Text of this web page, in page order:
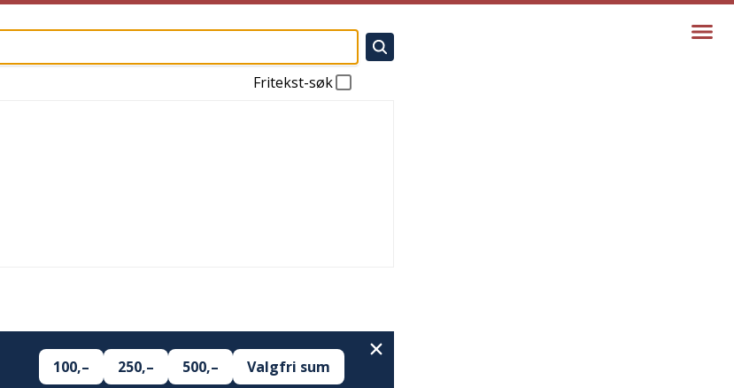
Fritekst-søk
100,– 250,– 500,– Valgfri sum